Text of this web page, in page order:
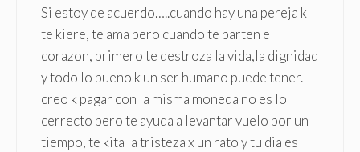
Si estoy de acuerdo…..cuando hay una pereja k
te kiere, te ama pero cuando te parten el
corazon, primero te destroza la vida,la dignidad
y todo lo bueno k un ser humano puede tener.
creo k pagar con la misma moneda no es lo
cerrecto pero te ayuda a levantar vuelo por un
tiempo, te kita la tristeza x un rato y tu dia es